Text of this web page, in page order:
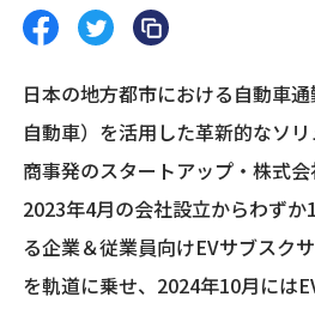
日本の地方都市における自動車
自動車）を活用した革新的なソ
商事発のスタートアップ・株式
2023年4月の会社設立からわず
る企業＆従業員向けEVサブスク
を軌道に乗せ、2024年10月には